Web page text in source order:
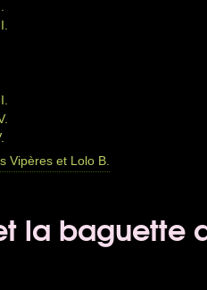
Vipères et Lolo B.
la baguette